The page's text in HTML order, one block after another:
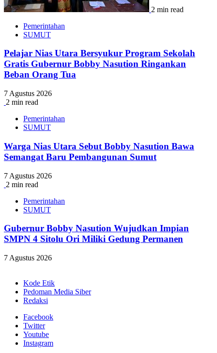
2 min read
Pemerintahan
SUMUT
Pelajar Nias Utara Bersyukur Program Sekolah
Gratis Gubernur Bobby Nasution Ringankan
Beban Orang Tua
7 Agustus 2026
2 min read
Pemerintahan
SUMUT
Warga Nias Utara Sebut Bobby Nasution Bawa
Semangat Baru Pembangunan Sumut
7 Agustus 2026
2 min read
Pemerintahan
SUMUT
Gubernur Bobby Nasution Wujudkan Impian
SMPN 4 Sitolu Ori Miliki Gedung Permanen
7 Agustus 2026
Kode Etik
Pedoman Media Siber
Redaksi
Facebook
Twitter
Youtube
Instagram